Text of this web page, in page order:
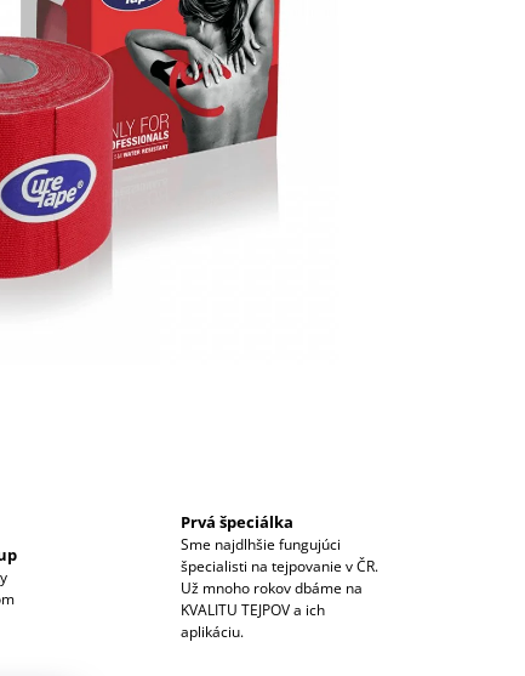
Prvá špeciálka
Sme najdlhšie fungujúci
špecialisti na tejpovanie v ČR.
Už mnoho rokov dbáme na
KVALITU TEJPOV a ich
aplikáciu.